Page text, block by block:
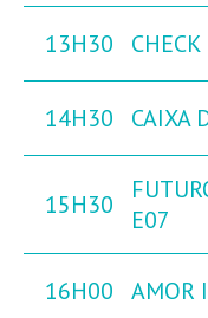
13H30
14H30 CAIXA
15H30
E07
16H00 AMOR